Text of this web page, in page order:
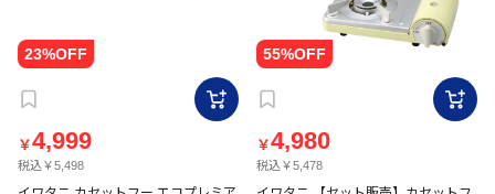
￥4,999
税込￥5,498
￥4,980
税込￥5,478